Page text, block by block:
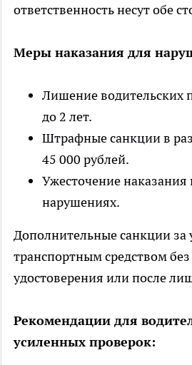
ответственность несут обе
Меры наказания для
Лишение водительских
до 2 лет.
Штрафные санкции в
45 000 рублей.
Ужесточение
нарушениях.
Дополнительные санкции за
транспортным средством
удостоверения или после
Рекомендации для
усиленных проверок: